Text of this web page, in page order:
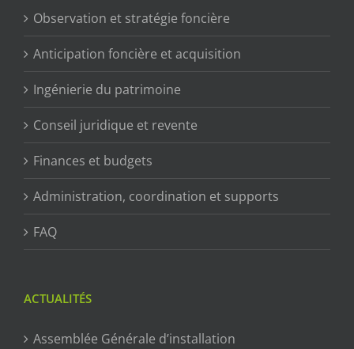
Observation et stratégie foncière
Anticipation foncière et acquisition
Ingénierie du patrimoine
Conseil juridique et revente
Finances et budgets
Administration, coordination et supports
FAQ
ACTUALITÉS
Assemblée Générale d’installation